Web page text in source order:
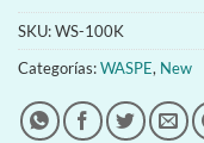
SKU:WS-100K
Categorías:WASPE, New